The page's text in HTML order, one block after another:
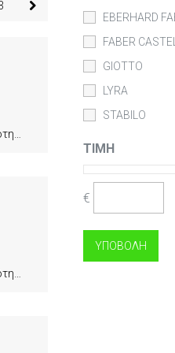
EBERHARD
FABER
GIOTTO
LYRA
STABILO
ΤΙΜΉ
€